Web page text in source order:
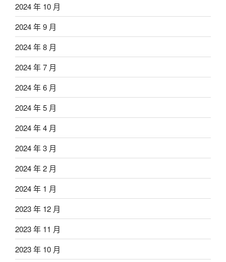
2024 年 10 月
2024 年 9 月
2024 年 8 月
2024 年 7 月
2024 年 6 月
2024 年 5 月
2024 年 4 月
2024 年 3 月
2024 年 2 月
2024 年 1 月
2023 年 12 月
2023 年 11 月
2023 年 10 月